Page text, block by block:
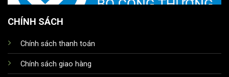
CHÍNH SÁCH
Chính sách thanh toán
Chính sách giao hàng